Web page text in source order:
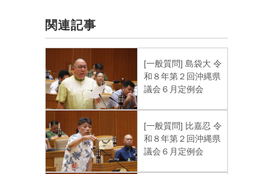
関連記事
[一般質問] 島袋大 令
和８年第２回沖縄県
議会６月定例会
[一般質問] 比嘉忍 令
和８年第２回沖縄県
議会６月定例会